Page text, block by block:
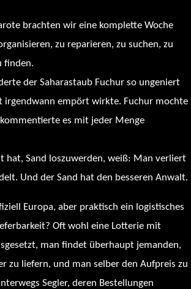
brachten wir eine komplette Woche
zu reparieren, zu suchen, zu
finden.
der Saharastaub Fuchur so ungeniert
irgendwann empört wirkte. Fuchur mochte
es mit jeder Menge
hat, Sand loszuwerden, weiß: Man verliert
Und der Sand hat den besseren Anwalt.
Europa, aber praktisch ein logistisches
Oft wohl eine Lotterie mit
man findet überhaupt jemanden,
zu liefern, und man selber den Aufpreis zu
Segler, deren Bestellungen